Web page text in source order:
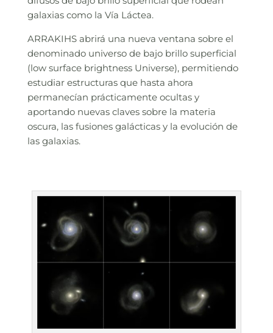
galaxias como la Vía Láctea.
ARRAKIHS abrirá una nueva ventana sobre el
denominado universo de bajo brillo superficial
(low surface brightness Universe), permitiendo
estudiar estructuras que hasta ahora
permanecían prácticamente ocultas y
aportando nuevas claves sobre la materia
oscura, las fusiones galácticas y la evolución de
las galaxias.